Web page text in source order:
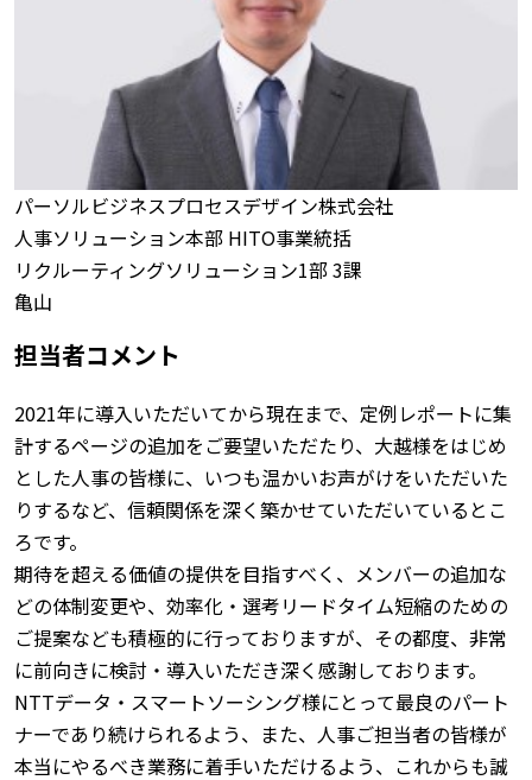
パーソルビジネスプロセスデザイン株式会社
人事ソリューション本部 HITO事業統括
リクルーティングソリューション1部 3課
亀山
担当者コメント
2021年に導入いただいてから現在まで、定例レポートに集
計するページの追加をご要望いただたり、大越様をはじめ
とした人事の皆様に、いつも温かいお声がけをいただいた
りするなど、信頼関係を深く築かせていただいているとこ
ろです。
期待を超える価値の提供を目指すべく、メンバーの追加な
どの体制変更や、効率化・選考リードタイム短縮のための
ご提案なども積極的に行っておりますが、その都度、非常
に前向きに検討・導入いただき深く感謝しております。
NTTデータ・スマートソーシング様にとって最良のパート
ナーであり続けられるよう、また、人事ご担当者の皆様が
本当にやるべき業務に着手いただけるよう、これからも誠